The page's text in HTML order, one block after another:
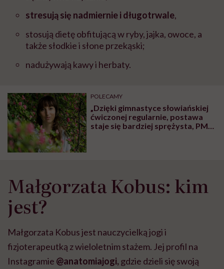
stresują się nadmiernie i długotrwale,
stosują dietę obfitującą w ryby, jajka, owoce, a
także słodkie i słone przekąski;
nadużywają kawy i herbaty.
POLECAMY
„Dzięki gimnastyce słowiańskiej
ćwiczonej regularnie, postawa
staje się bardziej sprężysta, PMS,
Małgorzata Kobus: kim
jest?
Małgorzata Kobus jest nauczycielką jogi i
fizjoterapeutką z wieloletnim stażem. Jej profil na
Instagramie @anatomiajogi, gdzie dzieli się swoją